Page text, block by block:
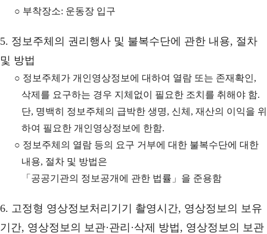
○ 부착장소: 운동장 입구
5. 정보주체의 권리행사 및 불복수단에 관한 내용, 절차
및 방법
○ 정보주체가 개인영상정보에 대하여 열람 또는 존재확인,
삭제를 요구하는 경우 지체없이 필요한 조치를 취해야 함.
단, 명백히 정보주체의 급박한 생명, 신체, 재산의 이익을 위
하여 필요한 개인영상정보에 한함.
○ 정보주체의 열람 등의 요구 거부에 대한 불복수단에 대한
내용, 절차 및 방법은
「공공기관의 정보공개에 관한 법률」을 준용함
6. 고정형 영상정보처리기기 촬영시간, 영상정보의 보유
기간, 영상정보의 보관·관리·삭제 방법, 영상정보의 보관